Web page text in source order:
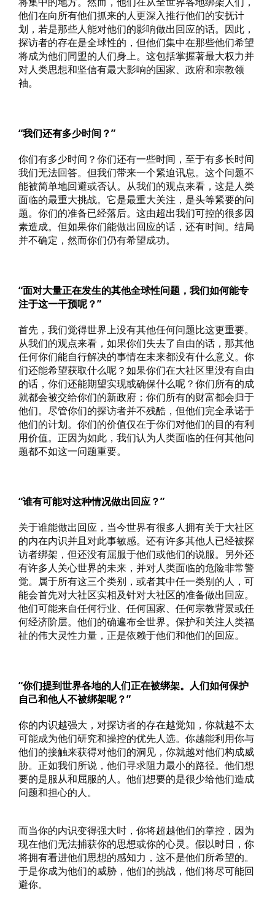
他们在向所有他们抓来的人更深入推行他们的安抚计
划，若是那些人能对他们的影响做出回应的话。因此，
探访者的存在是全球性的，但他们集中在那些他们希望
将成为他们同盟的人们身上。这包括掌握著最大权力并
对人类思想和坚信有最大影响的国家、政府和宗教领
袖。
“我们还有多少时间？”
你们有多少时间？你们还有一些时间，至于有多长时间
我们无法回答。但我们带来一个紧迫讯息。这个问题不
能被简单地回避或否认。从我们的观点来看，这是人类
面临的最重大挑战。它是最重大关注，是头等紧要的问
题。你们的准备已经落后。这由超出我们可控的很多因
素造成。但如果你们能做出回应的话，还有时间。结局
并不确定，然而你们仍有希望成功。
“面对大量正在发生的其他全球性问题，我们如何能专
注于这一干预呢？”
首先，我们觉得世界上没有其他任何问题比这更重要。
从我们的观点来看，如果你们失去了自由的话，那其他
任何你们能自行解决的事情在未来都没有什么意义。你
们还能希望获取什么呢？如果你们在大社区里没有自由
的话，你们还能期望实现或确保什么呢？你们所有的成
就都会被交给你们的新政府；你们所有的财富都会归于
他们。尽管你们的探访者并不残酷，但他们完全承诺于
他们的计划。你们的价值仅在于你们对他们的目的有利
用价值。正因为如此，我们认为人类面临的任何其他问
题都不如这一问题重要。
“谁有可能对这种情况做出回应？”
关于谁能做出回应，当今世界有很多人拥有关于大社区
的内在内识并且对此事敏感。还有许多其他人已经被探
访者绑架，但还没有屈服于他们或他们的说服。另外还
有许多人关心世界的未来，并对人类面临的危险非常警
觉。属于所有这三个类别，或者其中任一类别的人，可
能会首先对大社区实相及针对大社区的准备做出回应。
他们可能来自任何行业、任何国家、任何宗教背景或任
何经济阶层。他们的确遍布全世界。保护和关注人类福
祉的伟大灵性力量，正是依赖于他们和他们的回应。
“你们提到世界各地的人们正在被绑架。人们如何保护
自己和他人不被绑架呢？”
你的内识越强大，对探访者的存在越觉知，你就越不太
可能成为他们研究和操控的优先人选。你越能利用你与
他们的接触来获得对他们的洞见，你就越对他们构成威
胁。正如我们所说，他们寻求阻力最小的路径。他们想
要的是服从和屈服的人。他们想要的是很少给他们造成
问题和担心的人。
而当你的内识变得强大时，你将超越他们的掌控，因为
现在他们无法捕获你的思想或你的心灵。假以时日，你
将拥有看进他们思想的感知力，这不是他们所希望的。
于是你成为他们的威胁，他们的挑战，他们将尽可能回
避你。